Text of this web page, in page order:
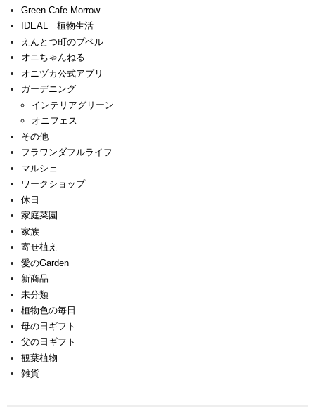
Green Cafe Morrow
IDEAL 植物生活
えんとつ町のプペル
オニちゃんねる
オニヅカ公式アプリ
ガーデニング
インテリアグリーン
オニフェス
その他
フラワンダフルライフ
マルシェ
ワークショップ
休日
家庭菜園
家族
寄せ植え
愛のGarden
新商品
未分類
植物色の毎日
母の日ギフト
父の日ギフト
観葉植物
雑貨